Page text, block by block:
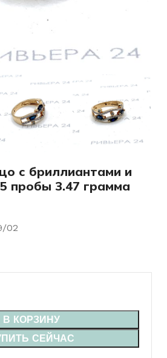
увеличить
с бриллиантами и
пробы 3.47 грамма
02
В КОРЗИНУ
СЕЙЧАС